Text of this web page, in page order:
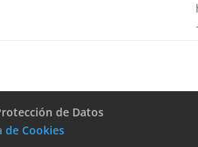
de Datos
de Cookies